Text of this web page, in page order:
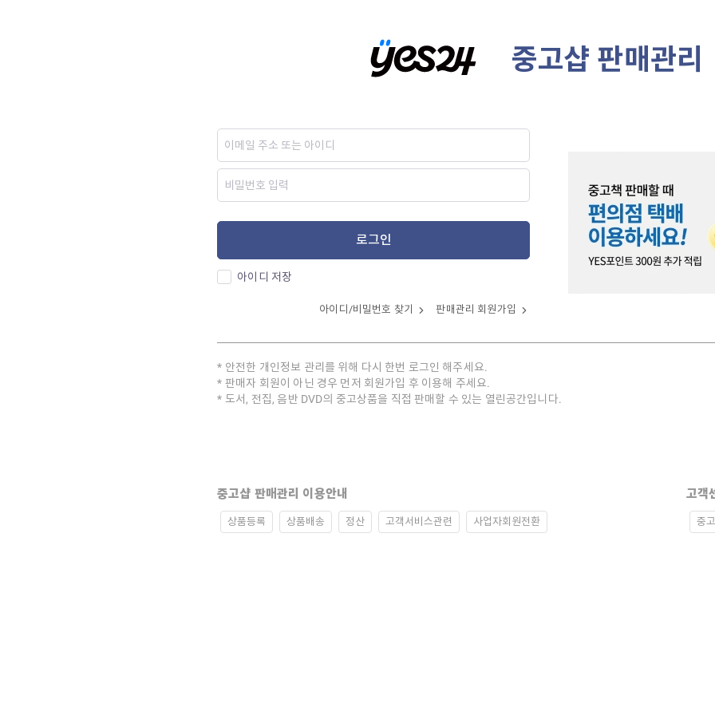
중고샵 판매관리
로그인
아이디 저장
아이디/비밀번호 찾기 판매관리 회원가입
안전한 개인정보 관리를 위해 다시 한번 로그인 해주세요.
판매자 회원이 아닌 경우 먼저 회원가입 후 이용해 주세요.
도서, 전집, 음반 DVD의 중고상품을 직접 판매할 수 있는 열린공간입니다.
중고샵 판매관리 이용안내
상품등록 상품배송 정산 고객서비스관련 사업자회원전환
고객
중